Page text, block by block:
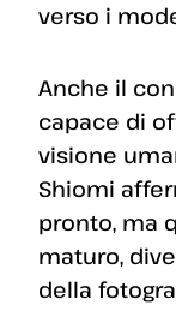
verso i
Anche il
capace di
visione
Shiomi
pronto, ma
maturo,
della